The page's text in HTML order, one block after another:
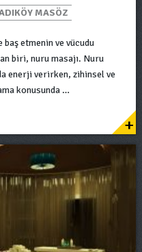
MASÖZ
etmenin ve vücudu
biri, nuru masajı. Nuru
enerji verirken, zihinsel ve
konusunda …
+